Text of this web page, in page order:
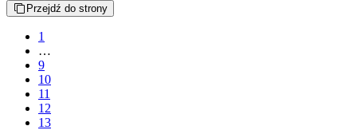
Przejdź do strony
1
…
9
10
11
12
13